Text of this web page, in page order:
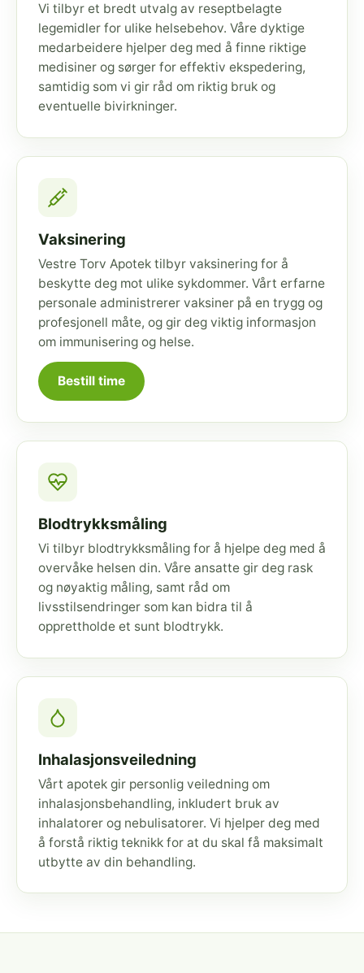
Vi tilbyr et bredt utvalg av reseptbelagte
legemidler for ulike helsebehov. Våre dyktige
medarbeidere hjelper deg med å finne riktige
medisiner og sørger for effektiv ekspedering,
samtidig som vi gir råd om riktig bruk og
eventuelle bivirkninger.
Vaksinering
Vestre Torv Apotek tilbyr vaksinering for å
beskytte deg mot ulike sykdommer. Vårt erfarne
personale administrerer vaksiner på en trygg og
profesjonell måte, og gir deg viktig informasjon
om immunisering og helse.
Bestill time
Blodtrykksmåling
Vi tilbyr blodtrykksmåling for å hjelpe deg med å
overvåke helsen din. Våre ansatte gir deg rask
og nøyaktig måling, samt råd om
livsstilsendringer som kan bidra til å
opprettholde et sunt blodtrykk.
Inhalasjonsveiledning
Vårt apotek gir personlig veiledning om
inhalasjonsbehandling, inkludert bruk av
inhalatorer og nebulisatorer. Vi hjelper deg med
å forstå riktig teknikk for at du skal få maksimalt
utbytte av din behandling.